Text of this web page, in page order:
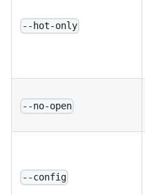
--hot-only
--no-open
--config